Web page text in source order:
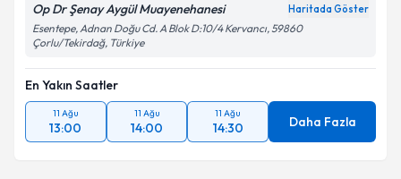
Op Dr Şenay Aygül Muayenehanesi Haritada Göster
Esentepe, Adnan Doğu Cd. A Blok D:10/4 Kervancı, 59860
Çorlu/Tekirdağ, Türkiye
En Yakın Saatler
11 Ağu
13:00
11 Ağu
14:00
11 Ağu
14:30 Daha Fazla